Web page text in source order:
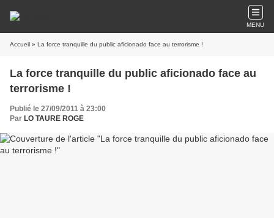
MENU
Accueil » La force tranquille du public aficionado face au terrorisme !
La force tranquille du public aficionado face au
terrorisme !
Publié le 27/09/2011 à 23:00
Par LO TAURE ROGE